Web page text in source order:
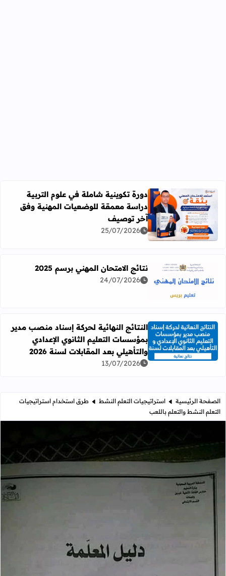
اقرأ المزيد عن دورة تكوينية شاملة في علوم التربية
دورة تكوينية شاملة في علوم التربية
دراسة معمقة للوضعيات المهنية وفق
آخر توصيف
25/07/2026
اقرأ المزيد عن نتائج الامتحان المهني برسم 2025
نتائج الامتحان المهني برسم 2025
24/07/2026
اقرأ المزيد عن النتائج النهائية لحركة إسناد منصب مدير
النتائج النهائية لحركة إسناد منصب مدير
بمؤسسات التعليم الثانوي الإعدادي
والتأهيلي بعد المقابلات لسنة 2026
13/07/2026
الصفحة الرئيسية استراتيجيات التعلم النشط
طرق استخدام استراتيجيات
التعلم النشط والتعلم باللعب